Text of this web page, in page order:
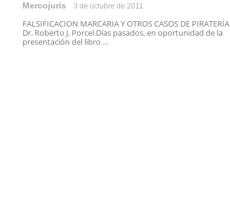
Mercojuris 3 de octubre de 2011
FALSIFICACION MARCARIA Y OTROS CASOS DE PIRATERÍA
Dr. Roberto J. Porcel Días pasados, en oportunidad de la
presentación del libro ...